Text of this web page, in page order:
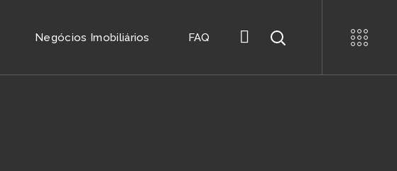
Negócios Imobiliários FAQ